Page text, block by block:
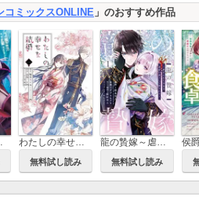
コミックスONLINE 」のおすすめ作品
無料試し読み 無料試し読み